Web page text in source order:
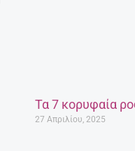
Τα 7 κορυφαία
27 Απριλίου, 2025